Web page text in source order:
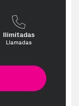
Ilimitadas
Llamadas